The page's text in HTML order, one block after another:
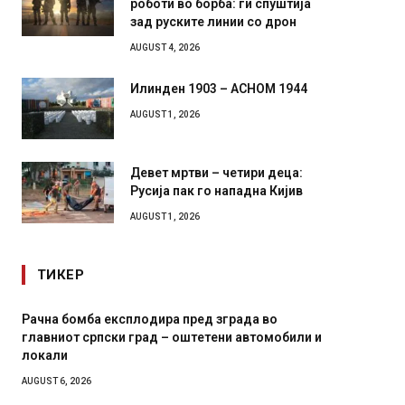
зад руските линии со дрон
Илинден 1903 – АСНОМ 1944
Девет мртви – четири деца:
Русија пак го нападна Кијив
ТИКЕР
пред зграда во
град – оштетени автомобили и
11-месечна воена